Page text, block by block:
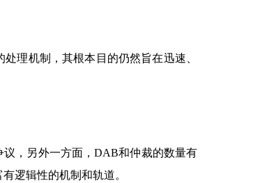
理机制，其根本目的仍然旨在迅速、
，另外一方面，DAB和仲裁的数量有
逻辑性的机制和轨道。